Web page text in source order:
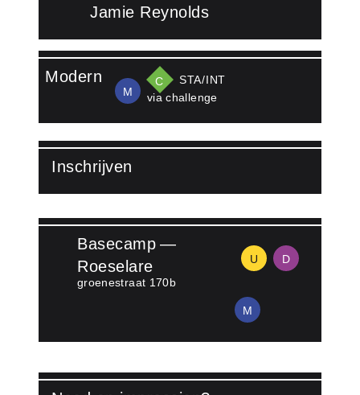
Jamie Reynolds
Lees meer over Jamie Reynolds
Modern
M
C
STA/​INT
via challenge
Inschrijven
Lees meer over Inschrijven
Basecamp —
Roeselare
groenestraat 170b
U D
M